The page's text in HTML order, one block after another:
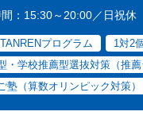
：15:30～20:00／日祝休
プログラム 1対2
・学校推薦型選抜対策（推薦
塾（算数オリンピック対策）